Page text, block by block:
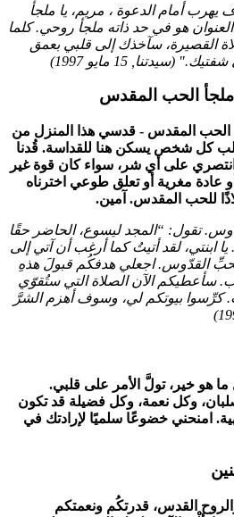
أمام الدعوة ، مريم، يا ملجأ
هو في حد ذاته ملجأ روحي. كلما
القصيرة، سآخذك إلى قلبي بعمق
شفتيك." (سيدتنا 15 مايو 1997 )
ملجأ الحب المقدس
الحب المقدس - قدسي هذا المنزل من
كل شخص يسكن هنا للقداسة. قُدنا
على أي شر، سواء كان قوة غير
عادة مغرية أو تعلق طوعي اخترناه
للحب المقدس. آمين.
تقول: “المجد ليسوع، الحاضر حقًا
ابنتي، لقد أتيتُ كما أرغب أن آتي إلى
القدّوس. اجعلي هدفكُم قبولَ هذهِ
سأعطيكم الآن الصلاة التي ستُقوّي
كرِّسوا بيوتكم لي، وسوف أهزم الشرَّ
)
ما هو خير، تولَّ الأمر على قلبي.
وكل نعمة، وكل فضيلة قد تكون
امنحني خضوعًا سلميًا لإرادتك في
والروح القدس، قدرتكُم ونعمتكم